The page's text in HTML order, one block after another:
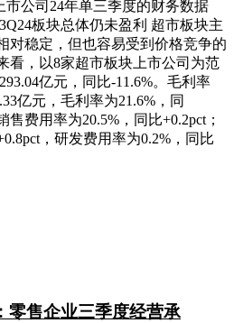
市公司24年单三季度的财务数据
板块总体仍未盈利 超市板块主
对稳定，但也容易受到价格竞争的
看，以8家超市板块上市公司为范
亿元，同比-11.6%。毛利率
亿元，毛利率为21.6%，同
售费用率为20.5%，同比+0.2pct；
，研发费用率为0.2%，同比
零售企业三季度经营承